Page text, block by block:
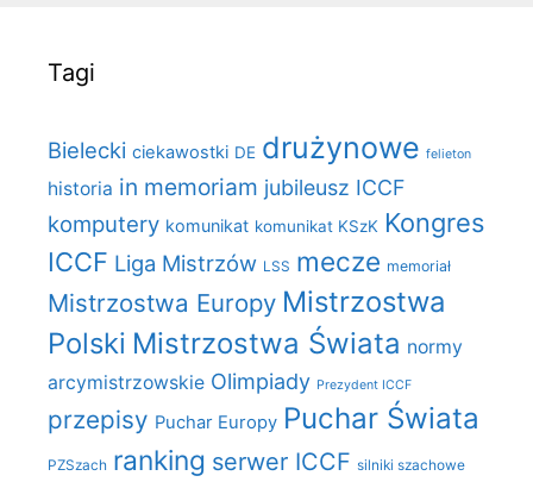
Tagi
Bielecki ciekawostki DE drużynowe felieton
historia in memoriam jubileusz ICCF
komputery komunikat komunikat KSzK Kongres
ICCF Liga Mistrzów LSS mecze memoriał
Mistrzostwa Europy Mistrzostwa
Polski Mistrzostwa Świata normy
arcymistrzowskie Olimpiady Prezydent ICCF
przepisy Puchar Europy Puchar Świata
PZSzach ranking serwer ICCF silniki szachowe